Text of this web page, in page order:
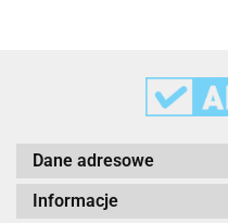
Dane adresowe
Informacje